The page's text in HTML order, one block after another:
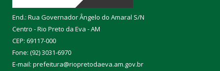
End.: Rua Governador Ângelo do Amaral S/N
Centro - Rio Preto da Eva - AM
CEP: 69117-000
Fone: (92) 3031-6970
E-mail: prefeitura@riopretodaeva.am.gov.br